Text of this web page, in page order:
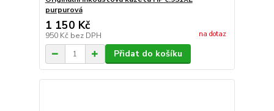
purpurová
1 150 Kč
950 Kč bez DPH na dotaz
Přidat do košíku